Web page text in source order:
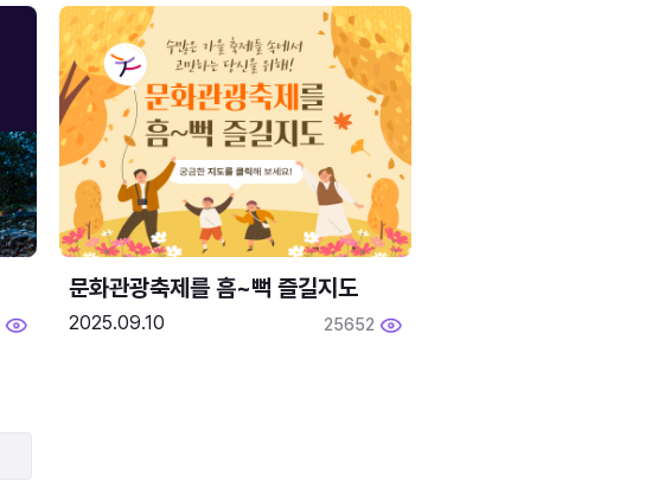
문화관광축제를 흠~뻑 즐길지도
2025.09.10 25652